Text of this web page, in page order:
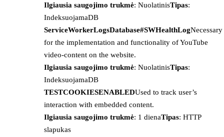
Ilgiausia saugojimo trukmė: NuolatinisTipas:
IndeksuojamaDB
ServiceWorkerLogsDatabase#SWHealthLogNecessary
for the implementation and functionality of YouTube
video-content on the website.
Ilgiausia saugojimo trukmė: NuolatinisTipas:
IndeksuojamaDB
TESTCOOKIESENABLEDUsed to track user’s
interaction with embedded content.
Ilgiausia saugojimo trukmė: 1 dienaTipas: HTTP
slapukas